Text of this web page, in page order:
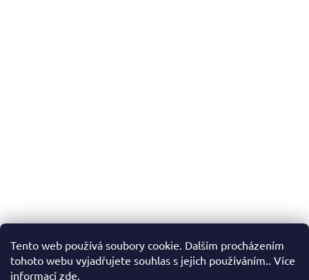
Tento web používá soubory cookie. Dalším procházením
tohoto webu vyjadřujete souhlas s jejich používáním.. Více
informací zde.